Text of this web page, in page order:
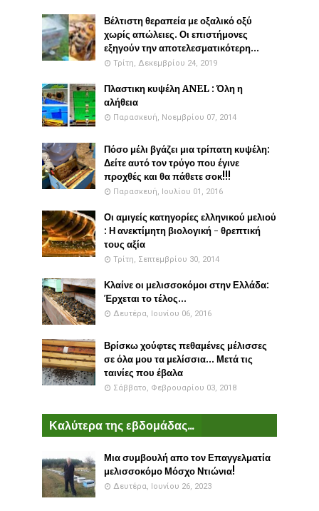
Βέλτιστη θεραπεία με οξαλικό οξύ
χωρίς απώλειες. Οι επιστήμονες
εξηγούν την αποτελεσματικότερη...
Τρίτη, Δεκεμβρίου 24, 2019
Πλαστικη κυψέλη ANEL : Όλη η
αλήθεια
Παρασκευή, Νοεμβρίου 07, 2014
Πόσο μέλι βγάζει μια τρίπατη κυψέλη:
Δείτε αυτό τον τρύγο που έγινε
προχθές και θα πάθετε σοκ!!!
Παρασκευή, Ιουλίου 01, 2016
Οι αμιγείς κατηγορίες ελληνικού μελιού
: Η ανεκτίμητη βιολογική - θρεπτική
τους αξία
Τρίτη, Σεπτεμβρίου 30, 2014
Κλαίνε οι μελισσοκόμοι στην Ελλάδα:
Έρχεται το τέλος...
Δευτέρα, Ιουνίου 06, 2016
Βρίσκω χούφτες πεθαμένες μέλισσες
σε όλα μου τα μελίσσια... Μετά τις
ταινίες που έβαλα
Σάββατο, Φεβρουαρίου 03, 2018
Καλύτερα της εβδομάδας...
Μια συμβουλή απο τον Επαγγελματία
μελισσοκόμο Μόσχο Ντιώνια!
Δευτέρα, Ιουνίου 26, 2023